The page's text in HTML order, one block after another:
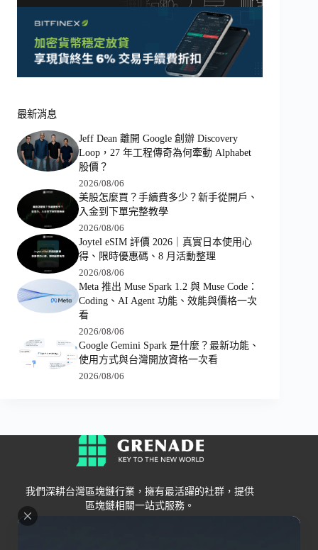
最新消息
Jeff Dean 離開 Google 創辦 Discovery
Loop，27 年工程傳奇為何牽動 Alphabet
股價？
2026/08/06
美股怎麼買？手續費多少？新手從開戶、
入金到下單完整教學
2026/08/06
Joytel eSIM 評價 2026｜真實日本使用心
得、限時優惠碼、8 月活動整理
2026/08/06
Meta 推出 Muse Spark 1.2 與 Muse Code：
Coding、AI Agent 功能、效能與價格一次
看
2026/08/06
Google Gemini Spark 是什麼？最新功能、
使用方式與台灣開放資格一次看
2026/08/06
我們深耕台灣區塊鏈行業，擁有最活躍的社群，提供
區塊鏈相關一站式服務。